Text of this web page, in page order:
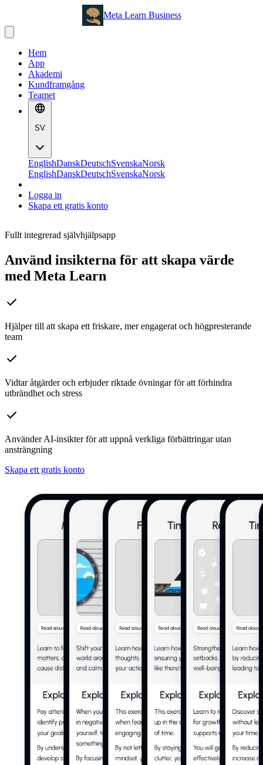
Meta Learn Business
Hem
App
Akademi
Kundframgång
Teamet
SV
EnglishDanskDeutschSvenskaNorsk
EnglishDanskDeutschSvenskaNorsk
Logga in
Skapa ett gratis konto
Fullt integrerad självhjälpsapp
Använd insikterna för att skapa värde
med Meta Learn
Hjälper till att skapa ett friskare, mer engagerat och högpresterande
team
Vidtar åtgärder och erbjuder riktade övningar för att förhindra
utbrändhet och stress
Använder AI-insikter för att uppnå verkliga förbättringar utan
ansträngning
Skapa ett gratis konto